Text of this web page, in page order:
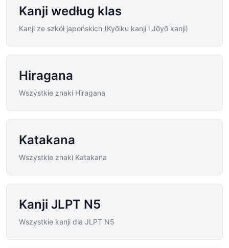
Kanji według klas
Kanji ze szkół japońskich (Kyōiku kanji i Jōyō kanji)
Hiragana
Wszystkie znaki Hiragana
Katakana
Wszystkie znaki Katakana
Kanji JLPT N5
Wszystkie kanji dla JLPT N5